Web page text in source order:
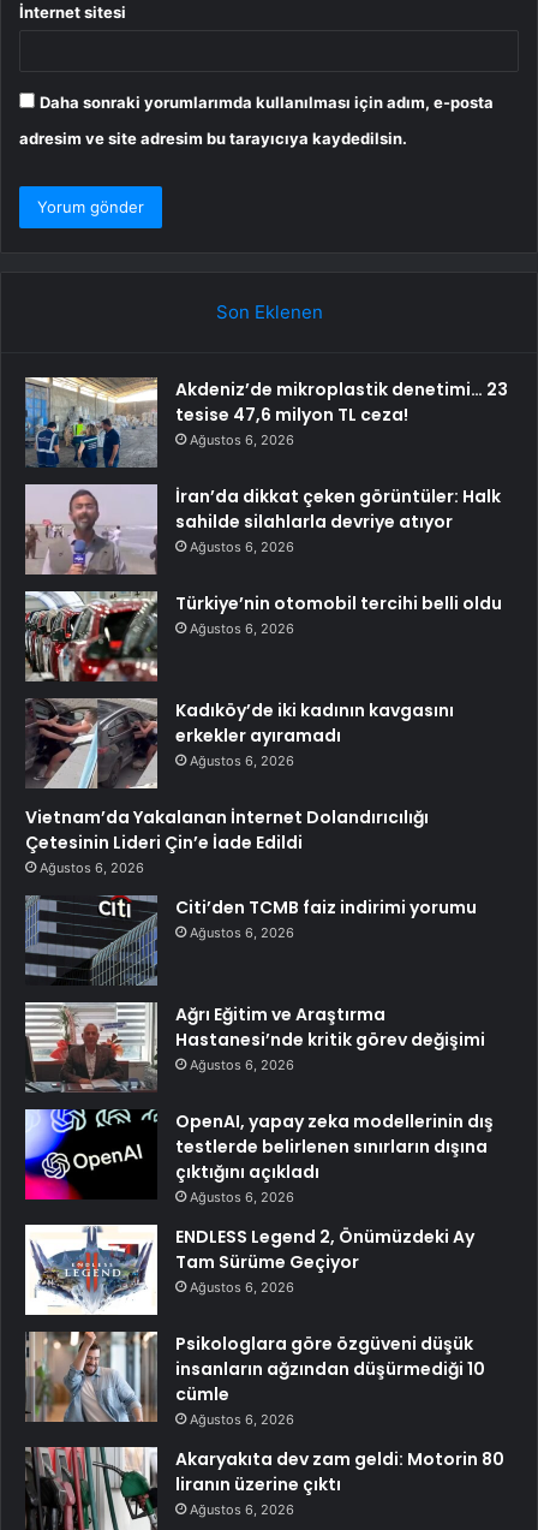
İnternet sitesi
Daha sonraki yorumlarımda kullanılması için adım, e-posta
adresim ve site adresim bu tarayıcıya kaydedilsin.
Son Eklenen
Akdeniz’de mikroplastik denetimi… 23
tesise 47,6 milyon TL ceza!
Ağustos 6, 2026
İran’da dikkat çeken görüntüler: Halk
sahilde silahlarla devriye atıyor
Ağustos 6, 2026
Türkiye’nin otomobil tercihi belli oldu
Ağustos 6, 2026
Kadıköy’de iki kadının kavgasını
erkekler ayıramadı
Ağustos 6, 2026
Vietnam’da Yakalanan İnternet Dolandırıcılığı
Çetesinin Lideri Çin’e İade Edildi
Ağustos 6, 2026
Citi’den TCMB faiz indirimi yorumu
Ağustos 6, 2026
Ağrı Eğitim ve Araştırma
Hastanesi’nde kritik görev değişimi
Ağustos 6, 2026
OpenAI, yapay zeka modellerinin dış
testlerde belirlenen sınırların dışına
çıktığını açıkladı
Ağustos 6, 2026
ENDLESS Legend 2, Önümüzdeki Ay
Tam Sürüme Geçiyor
Ağustos 6, 2026
Psikologlara göre özgüveni düşük
insanların ağzından düşürmediği 10
cümle
Ağustos 6, 2026
Akaryakıta dev zam geldi: Motorin 80
liranın üzerine çıktı
Ağustos 6, 2026